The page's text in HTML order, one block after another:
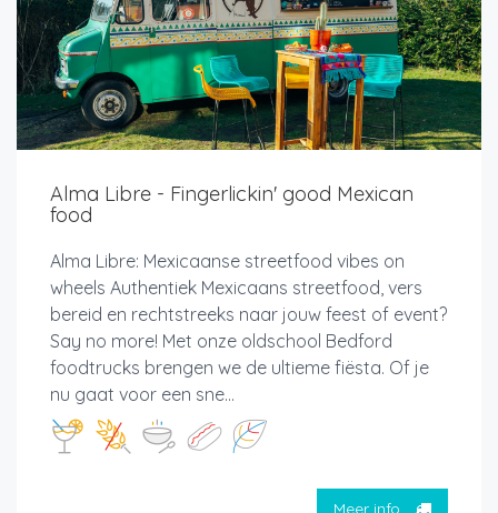
Alma Libre - Fingerlickin' good Mexican
food
Alma Libre: Mexicaanse streetfood vibes on
wheels Authentiek Mexicaans streetfood, vers
bereid en rechtstreeks naar jouw feest of event?
Say no more! Met onze oldschool Bedford
foodtrucks brengen we de ultieme fiësta. Of je
nu gaat voor een sne...
Meer info